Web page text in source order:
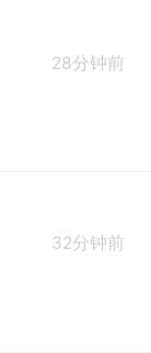
28分钟前
32分钟前